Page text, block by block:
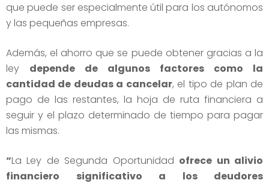
que puede ser especialmente útil para los autónomos
y las pequeñas empresas.
Además, el ahorro que se puede obtener gracias a la
ley depende de algunos factores como la
cantidad de deudas a cancelar, el tipo de plan de
pago de las restantes, la hoja de ruta financiera a
seguir y el plazo determinado de tiempo para pagar
las mismas.
“La Ley de Segunda Oportunidad ofrece un alivio
financiero significativo a los deudores